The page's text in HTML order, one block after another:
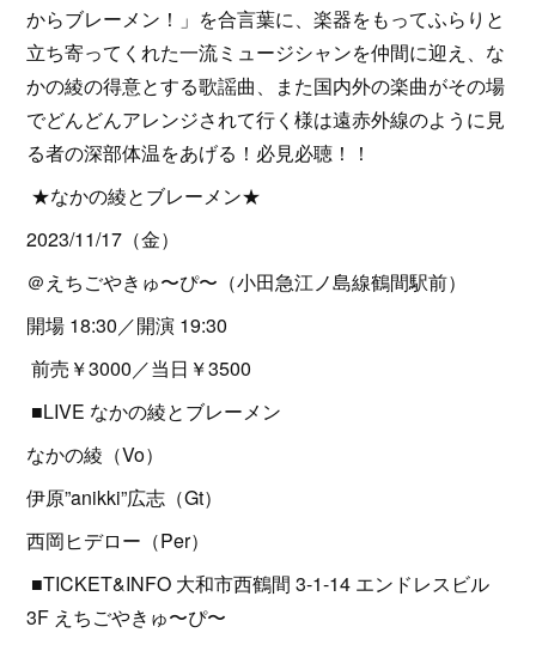
からブレーメン！」を合言葉に、楽器をもってふらりと
立ち寄ってくれた一流ミュージシャンを仲間に迎え、な
かの綾の得意とする歌謡曲、また国内外の楽曲がその場
でどんどんアレンジされて行く様は遠赤外線のように見
る者の深部体温をあげる！必見必聴！！
★なかの綾とブレーメン★
2023/11/17（金）
＠えちごやきゅ〜ぴ〜（小田急江ノ島線鶴間駅前）
開場 18:30／開演 19:30
前売￥3000／当日￥3500
■LIVE なかの綾とブレーメン
なかの綾（Vo）
伊原”anikki”広志（Gt）
西岡ヒデロー（Per）
■TICKET&INFO 大和市西鶴間 3-1-14 エンドレスビル
3F えちごやきゅ〜ぴ〜